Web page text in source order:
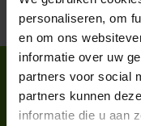
personaliseren, om
en om ons
informatie over uw
partners voor social
partners kunnen
informatie die u aan
Partager
ACCESSOIRES
Complete your